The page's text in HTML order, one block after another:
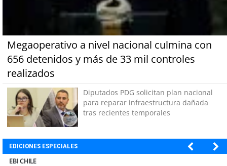
Megaoperativo a nivel nacional culmina con
656 detenidos y más de 33 mil controles
realizados
Diputados PDG solicitan plan nacional
para reparar infraestructura dañada
tras recientes temporales
EDICIONES ESPECIALES
SOPRAVAL